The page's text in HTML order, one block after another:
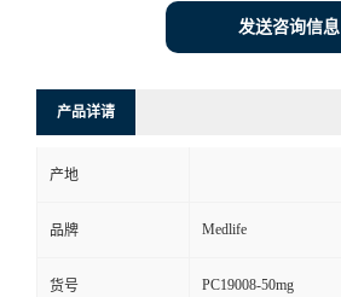
发送咨询信息
产品详请
产地
品牌 Medlife
货号 PC19008-50mg